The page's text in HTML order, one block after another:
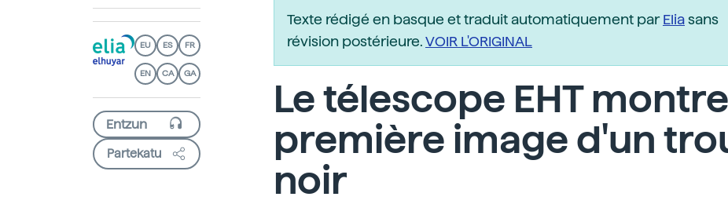
EU ES FR
EN CA GA
Partekatu
Texte rédigé en basque et traduit automatiquement parEliasans
révision postérieure.VOIR L'ORIGINAL
Le télescope EHT
première image d'un
noir